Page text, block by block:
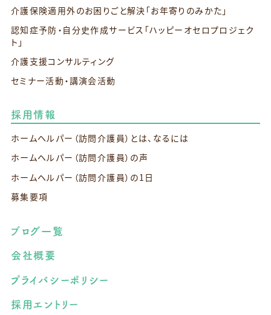
介護保険適用外のお困りごと解決 「お年寄りのみかた」
認知症予防・自分史作成サービス 「ハッピーオセロプロジェク
ト」
介護支援コンサルティング
セミナー活動・講演会活動
採用情報
ホームヘルパー（訪問介護員）とは、なるには
ホームヘルパー（訪問介護員）の声
ホームヘルパー（訪問介護員）の1日
募集要項
ブログ一覧
会社概要
プライバシーポリシー
採用エントリー